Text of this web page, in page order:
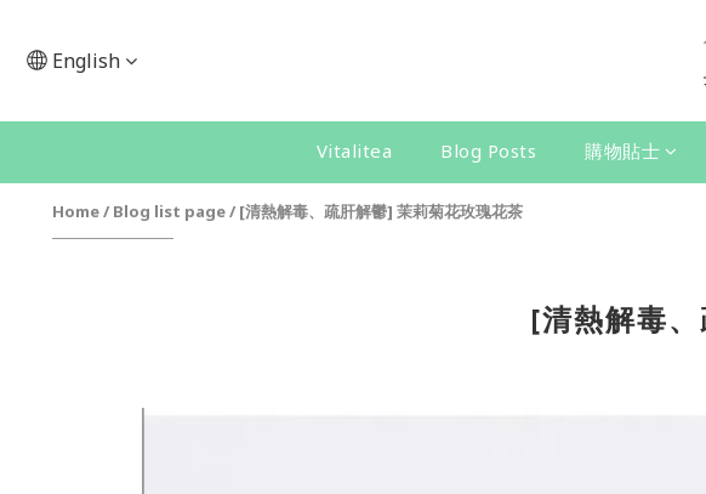
English
Vitalitea Blog Posts 購物貼士
Home/ Blog list page/ [清熱解毒、疏肝解鬱] 茉莉菊花玫瑰花茶
[清熱解毒